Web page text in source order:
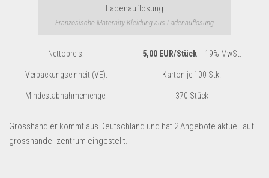
B2B Produkte
Grosshandel
Amazon
Lidl
Französische Maternity Kleidung aus Ladenauflösung
Nettopreis: 5,00 EUR/Stück+ 19% MwSt.
Verpackungseinheit (VE): Karton je 100 Stk.
Mindestabnahmemenge: 370 Stück
Grosshändler kommt aus Deutschland und hat 2 Angebote aktuell auf
grosshandel-zentrum eingestellt.